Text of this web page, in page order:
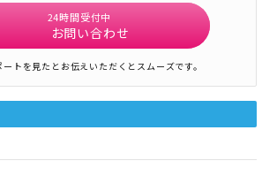
24時間受付中
お問い合わせ
トを見たとお伝えいただくとスムーズです。